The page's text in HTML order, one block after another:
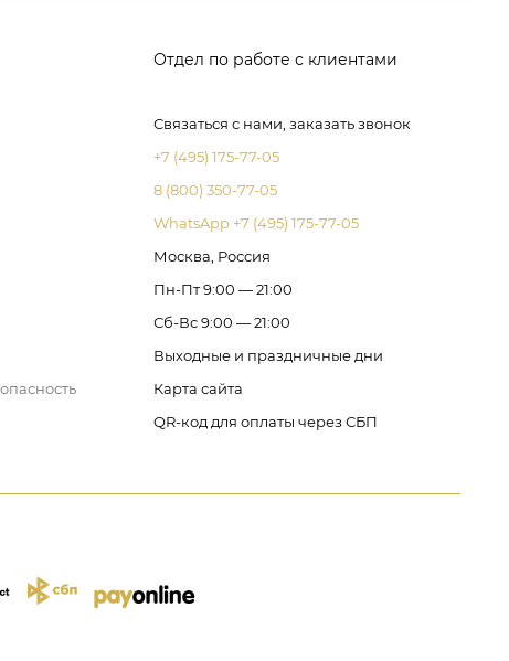
Отдел по работе с клиентами
Связаться с нами, заказать звонок
+7 (495) 175-77-05
8 (800) 350-77-05
WhatsApp +7 (495) 175-77-05
Москва, Россия
Пн-Пт 9:00 — 21:00
Сб-Вс 9:00 — 21:00
Выходные и праздничные дни
Карта сайта
QR-код для оплаты через СБП